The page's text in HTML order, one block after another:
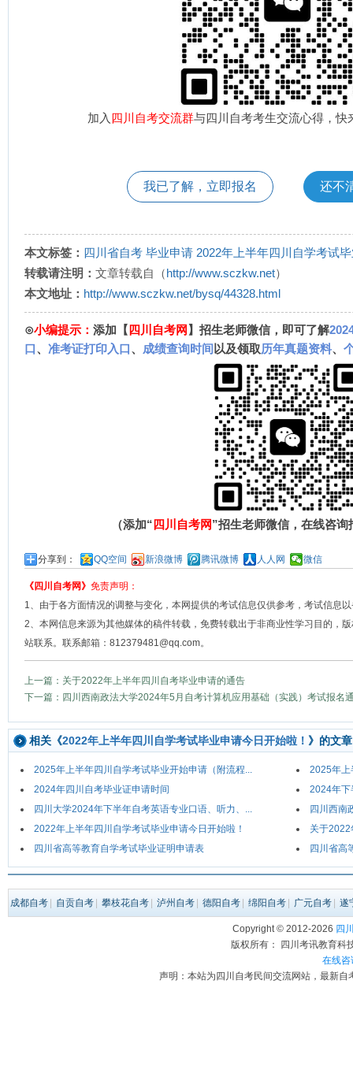
加入 四川自考交流群与四川自考考生交流心得，快
我已了解，立即报名 还不
本文标签： 四川省自考 毕业申请 2022年上半年四川自学考试
转载请注明： 文章转载自（http://www.sczkw.net）
本文地址： http://www.sczkw.net/bysq/44328.html
⊙小编提示： 添加【四川自考网 】招生老师微信，即可了解
口、 准考证打印入口、 成绩查询时间 以及领取历年真题资料、
（添加“ 四川自考网”招生老师微信，在线咨
分享到： QQ空间 新浪微博 腾讯微博 人人网 微信
《四川自考网》 免责声明：
1、由于各方面情况的调整与变化，本网提供的考试信息仅供参考，考试信息
2、本网信息来源为其他媒体的稿件转载，免费转载出于非商业性学习目的，
站联系。联系邮箱：812379481@qq.com。
上一篇：关于2022年上半年四川自考毕业申请的通告
下一篇：四川西南政法大学2024年5月自考计算机应用基础（实践）考试报名
相关《2022年上半年四川自学考试毕业申请今日开始啦！ 》的文章
2025年上半年四川自学考试毕业开始申请（附流程...
2025年上
2024年四川自考毕业证申请时间
2024年下
四川大学2024年下半年自考英语专业口语、听力、...
四川西南
2022年上半年四川自学考试毕业申请今日开始啦！
关于2022
四川省高等教育自学考试毕业证明申请表
四川省高
成都自考 自贡自考 攀枝花自考 泸州自考 德阳自考 绵阳自考 广元自考 遂
Copyright © 2012-2026 四
版权所有： 四川考讯教育科
在线咨
声明：本站为四川自考民间交流网站，最新